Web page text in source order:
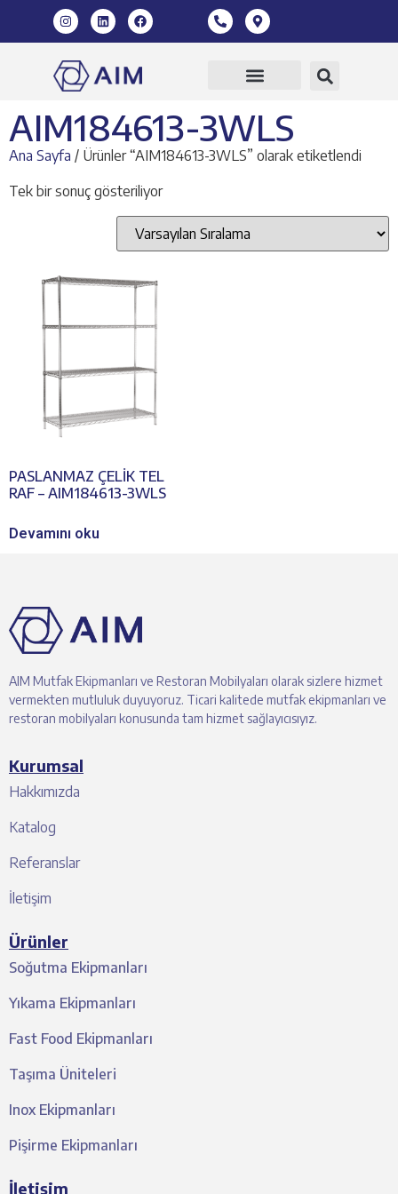
AIM184613-3WLS
Ana Sayfa / Ürünler “AIM184613-3WLS” olarak etiketlendi
Tek bir sonuç gösteriliyor
PASLANMAZ ÇELİK TEL
RAF – AIM184613-3WLS
Devamını oku
AIM Mutfak Ekipmanları ve Restoran Mobilyaları olarak sizlere hizmet
vermekten mutluluk duyuyoruz. Ticari kalitede mutfak ekipmanları ve
restoran mobilyaları konusunda tam hizmet sağlayıcısıyız.
Kurumsal
Hakkımızda
Katalog
Referanslar
İletişim
Ürünler
Soğutma Ekipmanları
Yıkama Ekipmanları
Fast Food Ekipmanları
Taşıma Üniteleri
Inox Ekipmanları
Pişirme Ekipmanları
İletişim